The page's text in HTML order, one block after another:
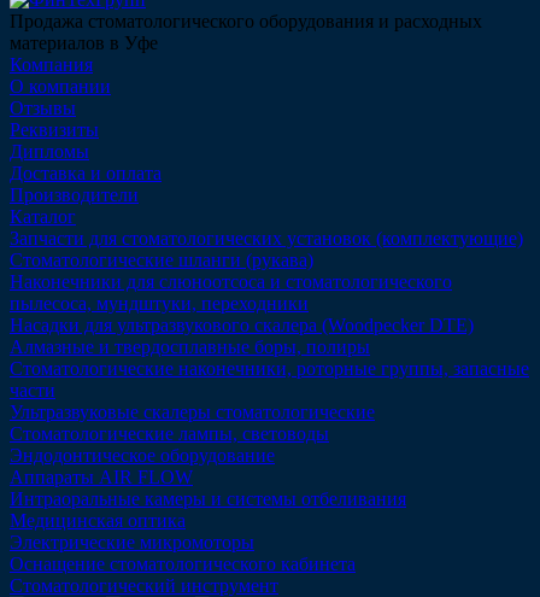
Продажа стоматологического оборудования и расходных
материалов в Уфе
Компания
О компании
Отзывы
Реквизиты
Дипломы
Доставка и оплата
Производители
Каталог
Запчасти для стоматологических установок (комплектующие)
Стоматологические шланги (рукава)
Наконечники для слюноотсоса и стоматологического
пылесоса, мундштуки, переходники
Насадки для ультразвукового скалера (Woodpecker DTE)
Алмазные и твердосплавные боры, полиры
Стоматологические наконечники, роторные группы, запасные
части
Ультразвуковые скалеры стоматологические
Стоматологические лампы, световоды
Эндодонтическое оборудование
Аппараты AIR FLOW
Интраоральные камеры и системы отбеливания
Медицинская оптика
Электрические микромоторы
Оснащение стоматологического кабинета
Стоматологический инструмент